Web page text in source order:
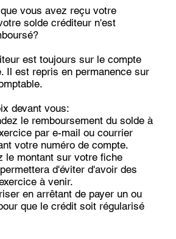
vous avez reçu votre
solde créditeur n'est
est toujours sur le compte
Il est repris en permanence sur
devant vous:
le remboursement du solde à
par e-mail ou courrier
votre numéro de compte.
le montant sur votre fiche
d'éviter d'avoir des
à venir.
en arrêtant de payer un ou
que le crédit soit régularisé